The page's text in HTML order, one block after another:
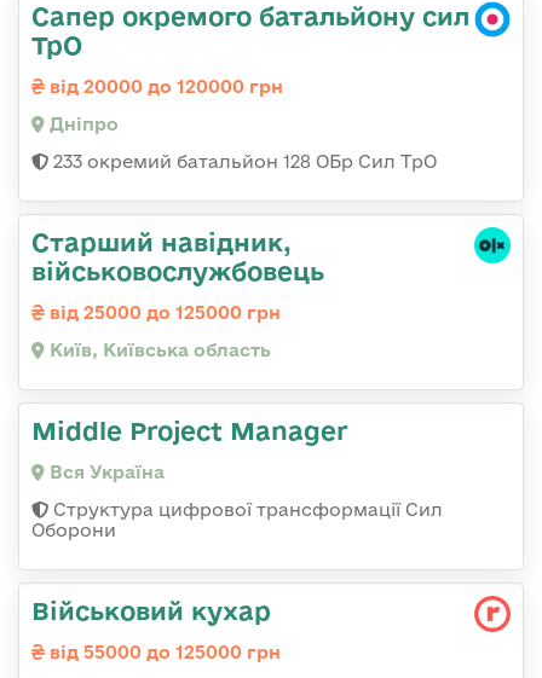
Сапер окремого батальйону сил
ТрО
від 20000 до 120000 грн
Дніпро
233 окремий батальйон 128 ОБр Сил ТрО
Стаpший навідник,
військовослужбовець
від 25000 до 125000 грн
Київ, Київська область
Middle Project Manager
Вся Україна
Структура цифрової трансформації Сил
Оборони
Військовий кухар
від 55000 до 125000 грн